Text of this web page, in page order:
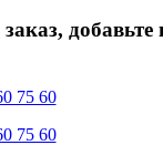
75 60
75 60